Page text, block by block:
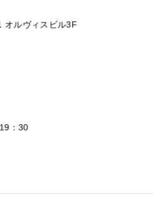
オルヴィスビル3F
：30